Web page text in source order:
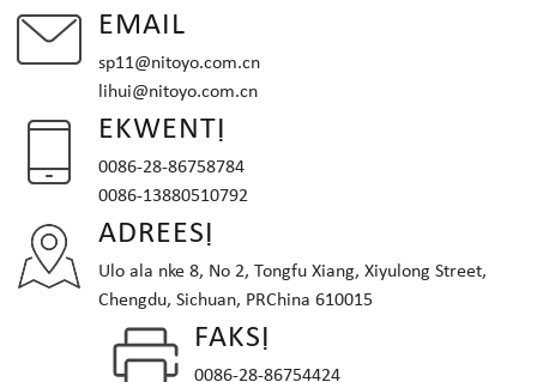
EMAIL
sp11@nitoyo.com.cn
lihui@nitoyo.com.cn
EKWENTỊ
0086-28-86758784
0086-13880510792
ADREESỊ
Ulo ala nke 8, No 2, Tongfu Xiang, Xiyulong Street,
Chengdu, Sichuan, PRChina 610015
FAKSỊ
0086-28-86754424